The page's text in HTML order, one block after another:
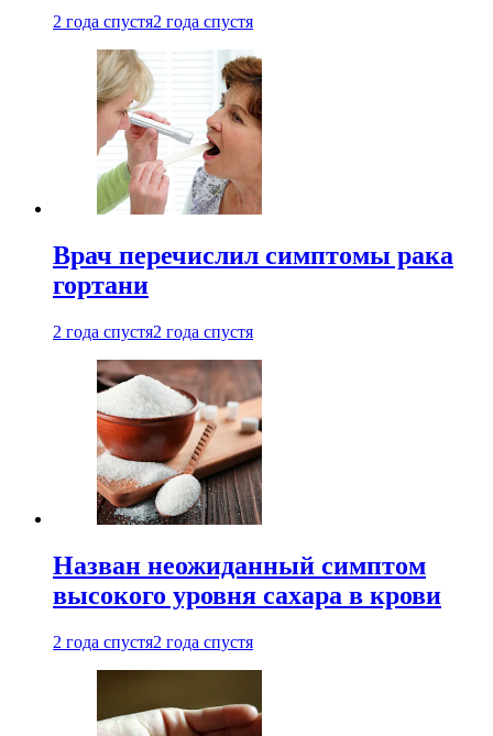
2 года спустя2 года спустя
Врач перечислил симптомы рака
гортани
2 года спустя2 года спустя
Назван неожиданный симптом
высокого уровня сахара в крови
2 года спустя2 года спустя